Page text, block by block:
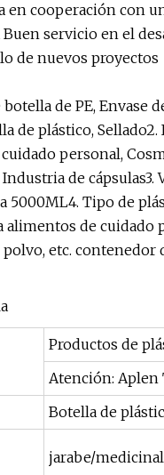
en cooperación con
servicio en el
de nuevos proyectos
botella de PE, Envase
de plástico,
personal,
de cápsulas3.
5000ML4. Tipo de
alimentos de cuidado
polvo, etc. contenedor
Productos de
Atención: Aplen
Botella de
jarabe/